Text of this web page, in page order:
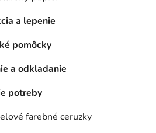
a lepenie
pomôcky
a odkladanie
potreby
farebné ceruzky